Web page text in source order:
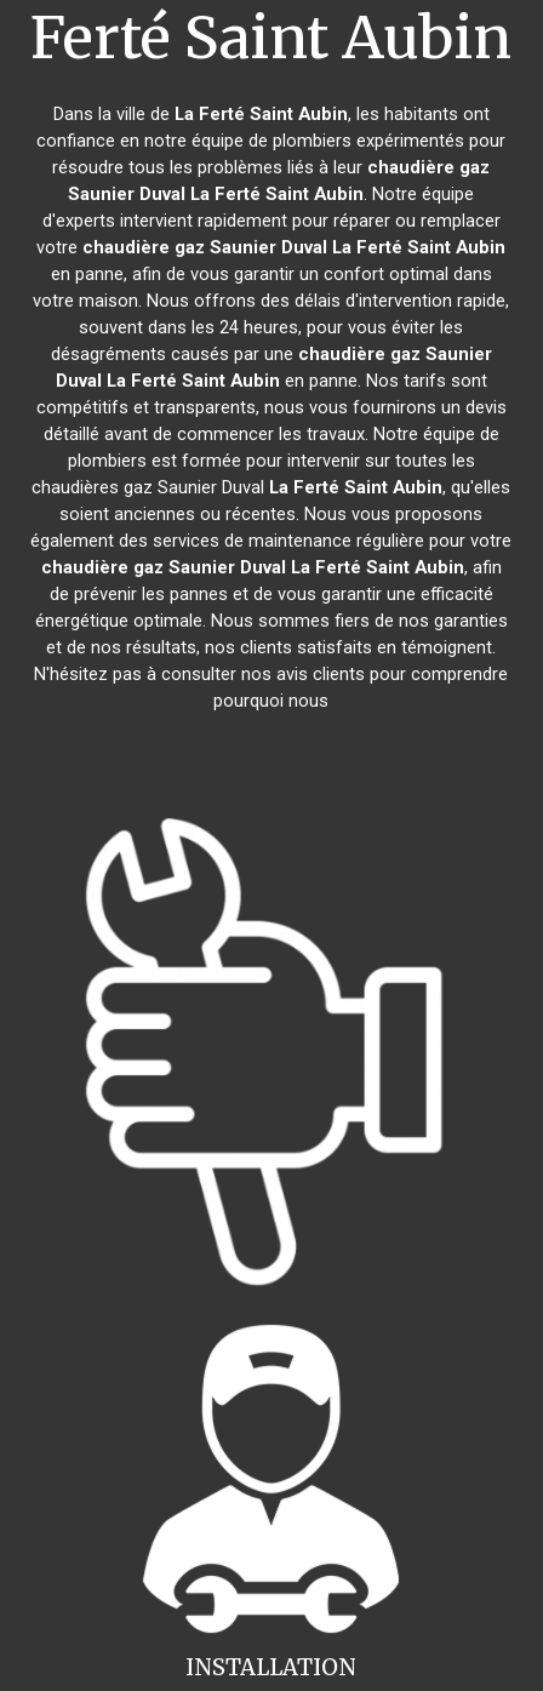
Ferté Saint Aubin
Dans la ville de La Ferté Saint Aubin, les habitants ont
confiance en notre équipe de plombiers expérimentés pour
résoudre tous les problèmes liés à leur chaudière gaz
Saunier Duval La Ferté Saint Aubin. Notre équipe
d'experts intervient rapidement pour réparer ou remplacer
votre chaudière gaz Saunier Duval La Ferté Saint Aubin
en panne, afin de vous garantir un confort optimal dans
votre maison. Nous offrons des délais d'intervention rapide,
souvent dans les 24 heures, pour vous éviter les
désagréments causés par une chaudière gaz Saunier
Duval La Ferté Saint Aubin en panne. Nos tarifs sont
compétitifs et transparents, nous vous fournirons un devis
détaillé avant de commencer les travaux. Notre équipe de
plombiers est formée pour intervenir sur toutes les
chaudières gaz Saunier Duval La Ferté Saint Aubin, qu'elles
soient anciennes ou récentes. Nous vous proposons
également des services de maintenance régulière pour votre
chaudière gaz Saunier Duval La Ferté Saint Aubin, afin
de prévenir les pannes et de vous garantir une efficacité
énergétique optimale. Nous sommes fiers de nos garanties
et de nos résultats, nos clients satisfaits en témoignent.
N'hésitez pas à consulter nos avis clients pour comprendre
pourquoi nous
INSTALLATION